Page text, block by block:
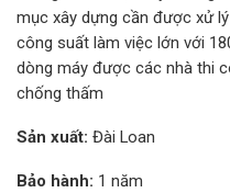
mục xây dựng cần được xử
công suất làm việc lớn với
dòng máy được các nhà thi
chống thấm
Sản xuất: Đài Loan
Bảo hành: 1 năm